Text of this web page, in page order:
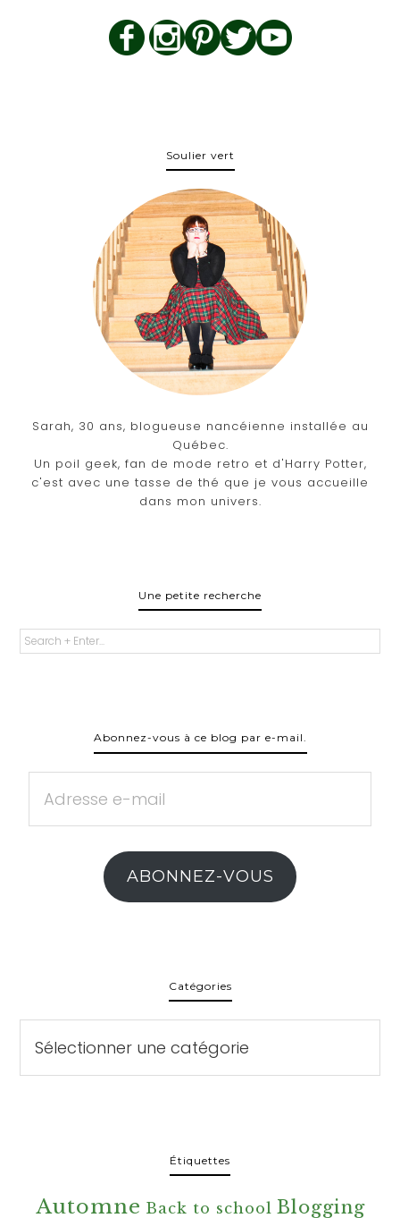
Soulier vert
Sarah, 30 ans, blogueuse nancéienne installée au
Québec.
Un poil geek, fan de mode retro et d'Harry Potter,
c'est avec une tasse de thé que je vous accueille
dans mon univers.
Une petite recherche
Abonnez-vous à ce blog par e-mail.
e-
mail
ABONNEZ-VOUS
Catégories
Étiquettes
Automne Back to school Blogging